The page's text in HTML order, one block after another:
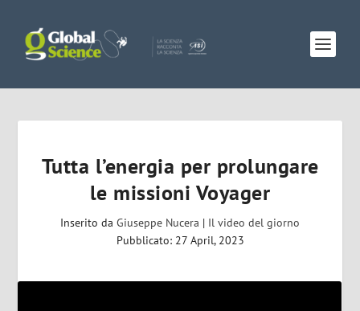
Tutta l’energia per prolungare
le missioni Voyager
Inserito da Giuseppe Nucera | Il video del giorno
Pubblicato: 27 April, 2023